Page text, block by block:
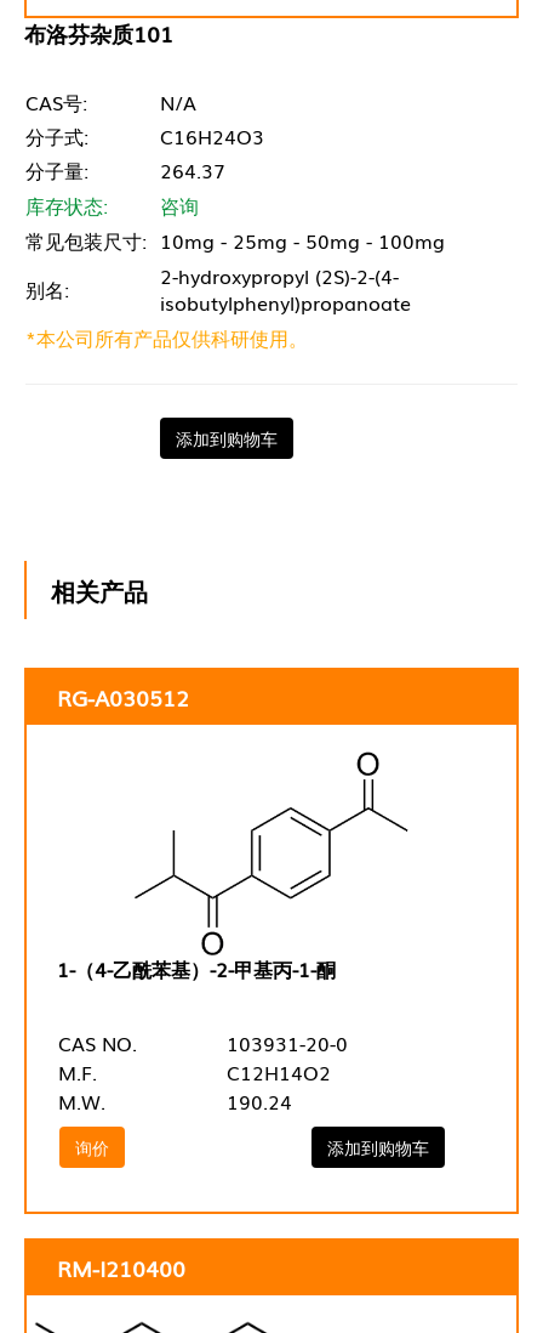
布洛芬杂质101
CAS号:
N/A
分子式:
C16H24O3
分子量:
264.37
库存状态:
咨询
常见包装尺寸: 10mg - 25mg - 50mg - 100mg
别名:
2-hydroxypropyl (2S)-2-(4-
isobutylphenyl)propanoate
*本公司所有产品仅供科研使用。
添加到购物车
相关产品
RG-A030512
1-（4-乙酰苯基）-2-甲基丙-1-酮
CAS NO.
103931-20-0
M.F.
C12H14O2
M.W.
190.24
询价 添加到购物车
RM-I210400